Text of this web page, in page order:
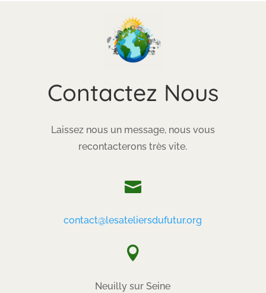
Contactez Nous
Laissez nous un message, nous vous
recontacterons très vite.

contact@lesateliersdufutur.org

Neuilly sur Seine